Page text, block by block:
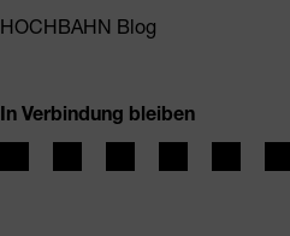
HOCHBAHN Blog
In Verbindung bleiben